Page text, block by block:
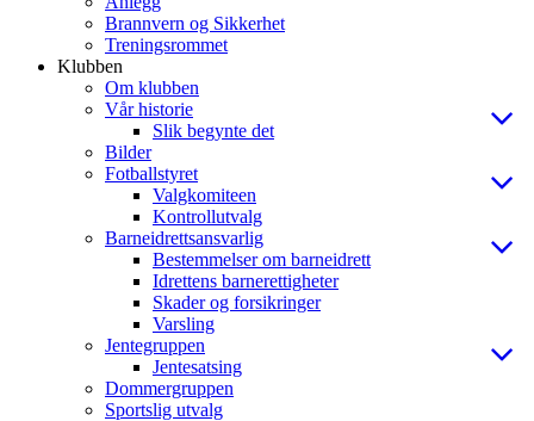
Brannvern og Sikkerhet
Treningsrommet
Klubben
Om klubben
Vår historie
Slik begynte det
Bilder
Fotballstyret
Valgkomiteen
Kontrollutvalg
Barneidrettsansvarlig
Bestemmelser om barneidrett
Idrettens barnerettigheter
Skader og forsikringer
Varsling
Jentegruppen
Jentesatsing
Dommergruppen
Sportslig utvalg